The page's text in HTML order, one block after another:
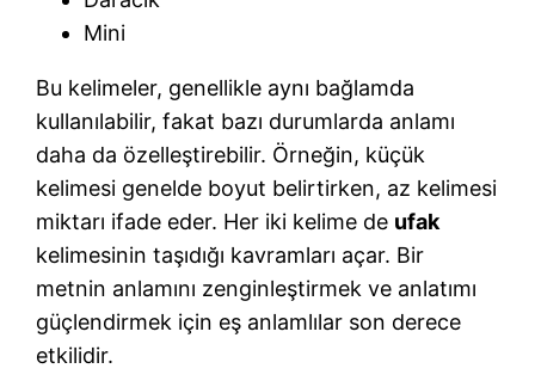
Mini
Bu kelimeler, genellikle aynı bağlamda
kullanılabilir, fakat bazı durumlarda anlamı
daha da özelleştirebilir. Örneğin, küçük
kelimesi genelde boyut belirtirken, az kelimesi
miktarı ifade eder. Her iki kelime de ufak
kelimesinin taşıdığı kavramları açar. Bir
metnin anlamını zenginleştirmek ve anlatımı
güçlendirmek için eş anlamlılar son derece
etkilidir.